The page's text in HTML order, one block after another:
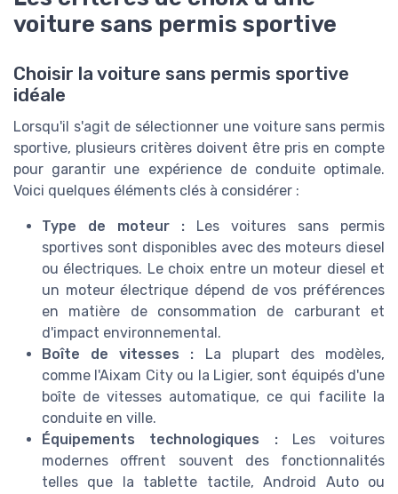
voiture sans permis sportive
Choisir la voiture sans permis sportive
idéale
Lorsqu'il s'agit de sélectionner une voiture sans permis
sportive, plusieurs critères doivent être pris en compte
pour garantir une expérience de conduite optimale.
Voici quelques éléments clés à considérer :
Type de moteur : Les voitures sans permis
sportives sont disponibles avec des moteurs diesel
ou électriques. Le choix entre un moteur diesel et
un moteur électrique dépend de vos préférences
en matière de consommation de carburant et
d'impact environnemental.
Boîte de vitesses : La plupart des modèles,
comme l'Aixam City ou la Ligier, sont équipés d'une
boîte de vitesses automatique, ce qui facilite la
conduite en ville.
Équipements technologiques :Les voitures
modernes offrent souvent des fonctionnalités
telles que la tablette tactile, Android Auto ou